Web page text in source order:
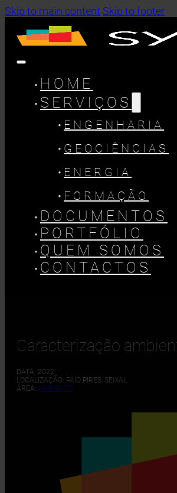
Skip to main content Skip to footer
HOME
SERVIÇOS
ENGENHARIA
GEOCIÊNCIAS
ENERGIA
FORMAÇÃO
DOCUMENTOS
PORTFÓLIO
QUEM SOMOS
CONTACTOS
Caracterização
DATA: 2022
LOCALIZAÇÃO: PAIO PIRES, SEIXAL
ÁREA: AMBIENTE